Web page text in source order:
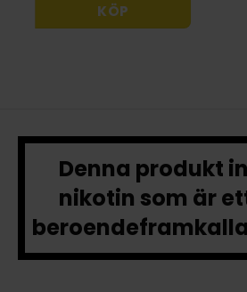
KÖP
Denna produkt
nikotin som är